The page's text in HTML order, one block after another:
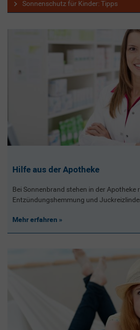
Sonnenschutz für Kinder: Tipps
Hilfe aus der Apotheke
Bei Sonnenbrand stehen in der Apotheke
Entzündungshemmung und
Mehr erfahren